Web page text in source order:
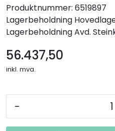
Produktnummer: 6519897
Lagerbeholdning
LagerbeholdningAvd.
56.437,50
inkl. mva.
-